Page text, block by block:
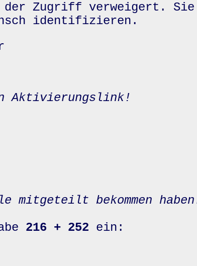
der Zugriff verweigert. Sie
identifizieren.
Aktivierungslink!
mitgeteilt bekommen
216 + 252 ein: